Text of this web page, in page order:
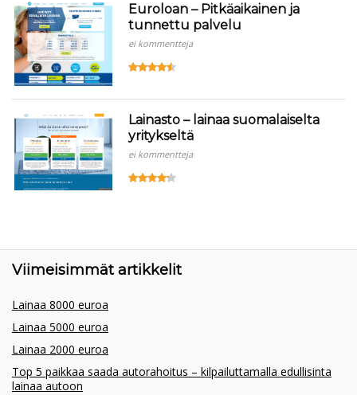
Euroloan – Pitkäaikainen ja
tunnettu palvelu
ei kommentteja
Lainasto – lainaa suomalaiselta
yritykseltä
ei kommentteja
Viimeisimmät artikkelit
Lainaa 8000 euroa
Lainaa 5000 euroa
Lainaa 2000 euroa
Top 5 paikkaa saada autorahoitus – kilpailuttamalla edullisinta
lainaa autoon